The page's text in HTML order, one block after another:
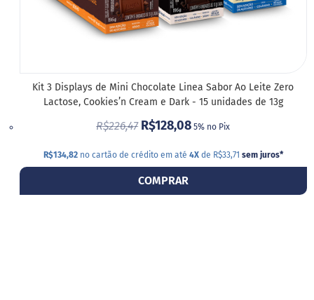
Kit 3 Displays de Mini Chocolate Linea Sabor Ao Leite Zero
Lactose, Cookies’n Cream e Dark - 15 unidades de 13g
R$226,47 R$128,08 5% no Pix
R$134,82no cartão de crédito em até 4Xde R$33,71 sem juros*
COMPRAR